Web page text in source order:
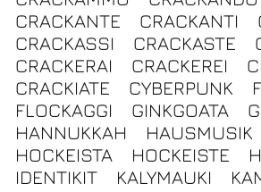
CRACKANTE
CRACKANTI
CRACKASSI
CRACKASTE
CRACKERAI
CRACKEREI
CRACKIATE
CYBERPUNK
FLOCKAGGI
GINKGOATA
HANNUKKAH
HAUSMUSIK
HOCKEISTA
HOCKEISTE
IDENTIKIT
KALYMAUKI